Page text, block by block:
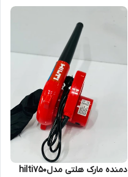
دمنده مارک هلتی مدلhilti750